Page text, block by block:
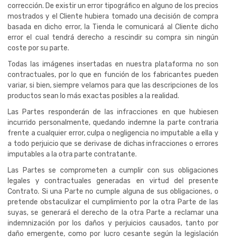
corrección. De existir un error tipográfico en alguno de los precios
mostrados y el Cliente hubiera tomado una decisión de compra
basada en dicho error, la Tienda le comunicará al Cliente dicho
error el cual tendrá derecho a rescindir su compra sin ningún
coste por su parte.
Todas las imágenes insertadas en nuestra plataforma no son
contractuales, por lo que en función de los fabricantes pueden
variar, si bien, siempre velamos para que las descripciones de los
productos sean lo más exactas posibles a la realidad.
Las Partes responderán de las infracciones en que hubiesen
incurrido personalmente, quedando indemne la parte contraria
frente a cualquier error, culpa o negligencia no imputable a ella y
a todo perjuicio que se derivase de dichas infracciones o errores
imputables a la otra parte contratante.
Las Partes se comprometen a cumplir con sus obligaciones
legales y contractuales generadas en virtud del presente
Contrato. Si una Parte no cumple alguna de sus obligaciones, o
pretende obstaculizar el cumplimiento por la otra Parte de las
suyas, se generará el derecho de la otra Parte a reclamar una
indemnización por los daños y perjuicios causados, tanto por
daño emergente, como por lucro cesante según la legislación